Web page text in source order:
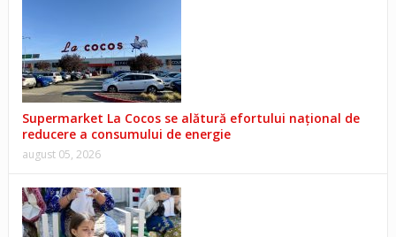
Supermarket La Cocos se alătură efortului național de
reducere a consumului de energie
august 05, 2026